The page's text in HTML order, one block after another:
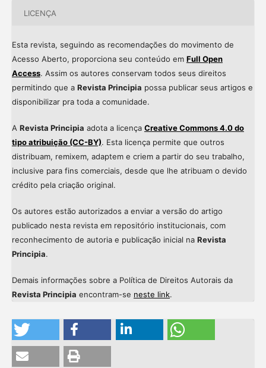
LICENÇA
Esta revista, seguindo as recomendações do movimento de
Acesso Aberto, proporciona seu conteúdo em Full Open
Access. Assim os autores conservam todos seus direitos
permitindo que a Revista Principia possa publicar seus artigos e
disponibilizar pra toda a comunidade.
A Revista Principia adota a licença Creative Commons 4.0 do
tipo atribuição (CC-BY). Esta licença permite que outros
distribuam, remixem, adaptem e criem a partir do seu trabalho,
inclusive para fins comerciais, desde que lhe atribuam o devido
crédito pela criação original.
Os autores estão autorizados a enviar a versão do artigo
publicado nesta revista em repositório institucionais, com
reconhecimento de autoria e publicação inicial na Revista
Principia.
Demais informações sobre a Política de Direitos Autorais da
Revista Principia encontram-se neste link.